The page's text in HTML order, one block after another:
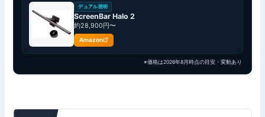
デュアル照明
ScreenBar Halo 2
約28,900円〜
Amazon
※価格は2026年8月時点の目安・変動あり